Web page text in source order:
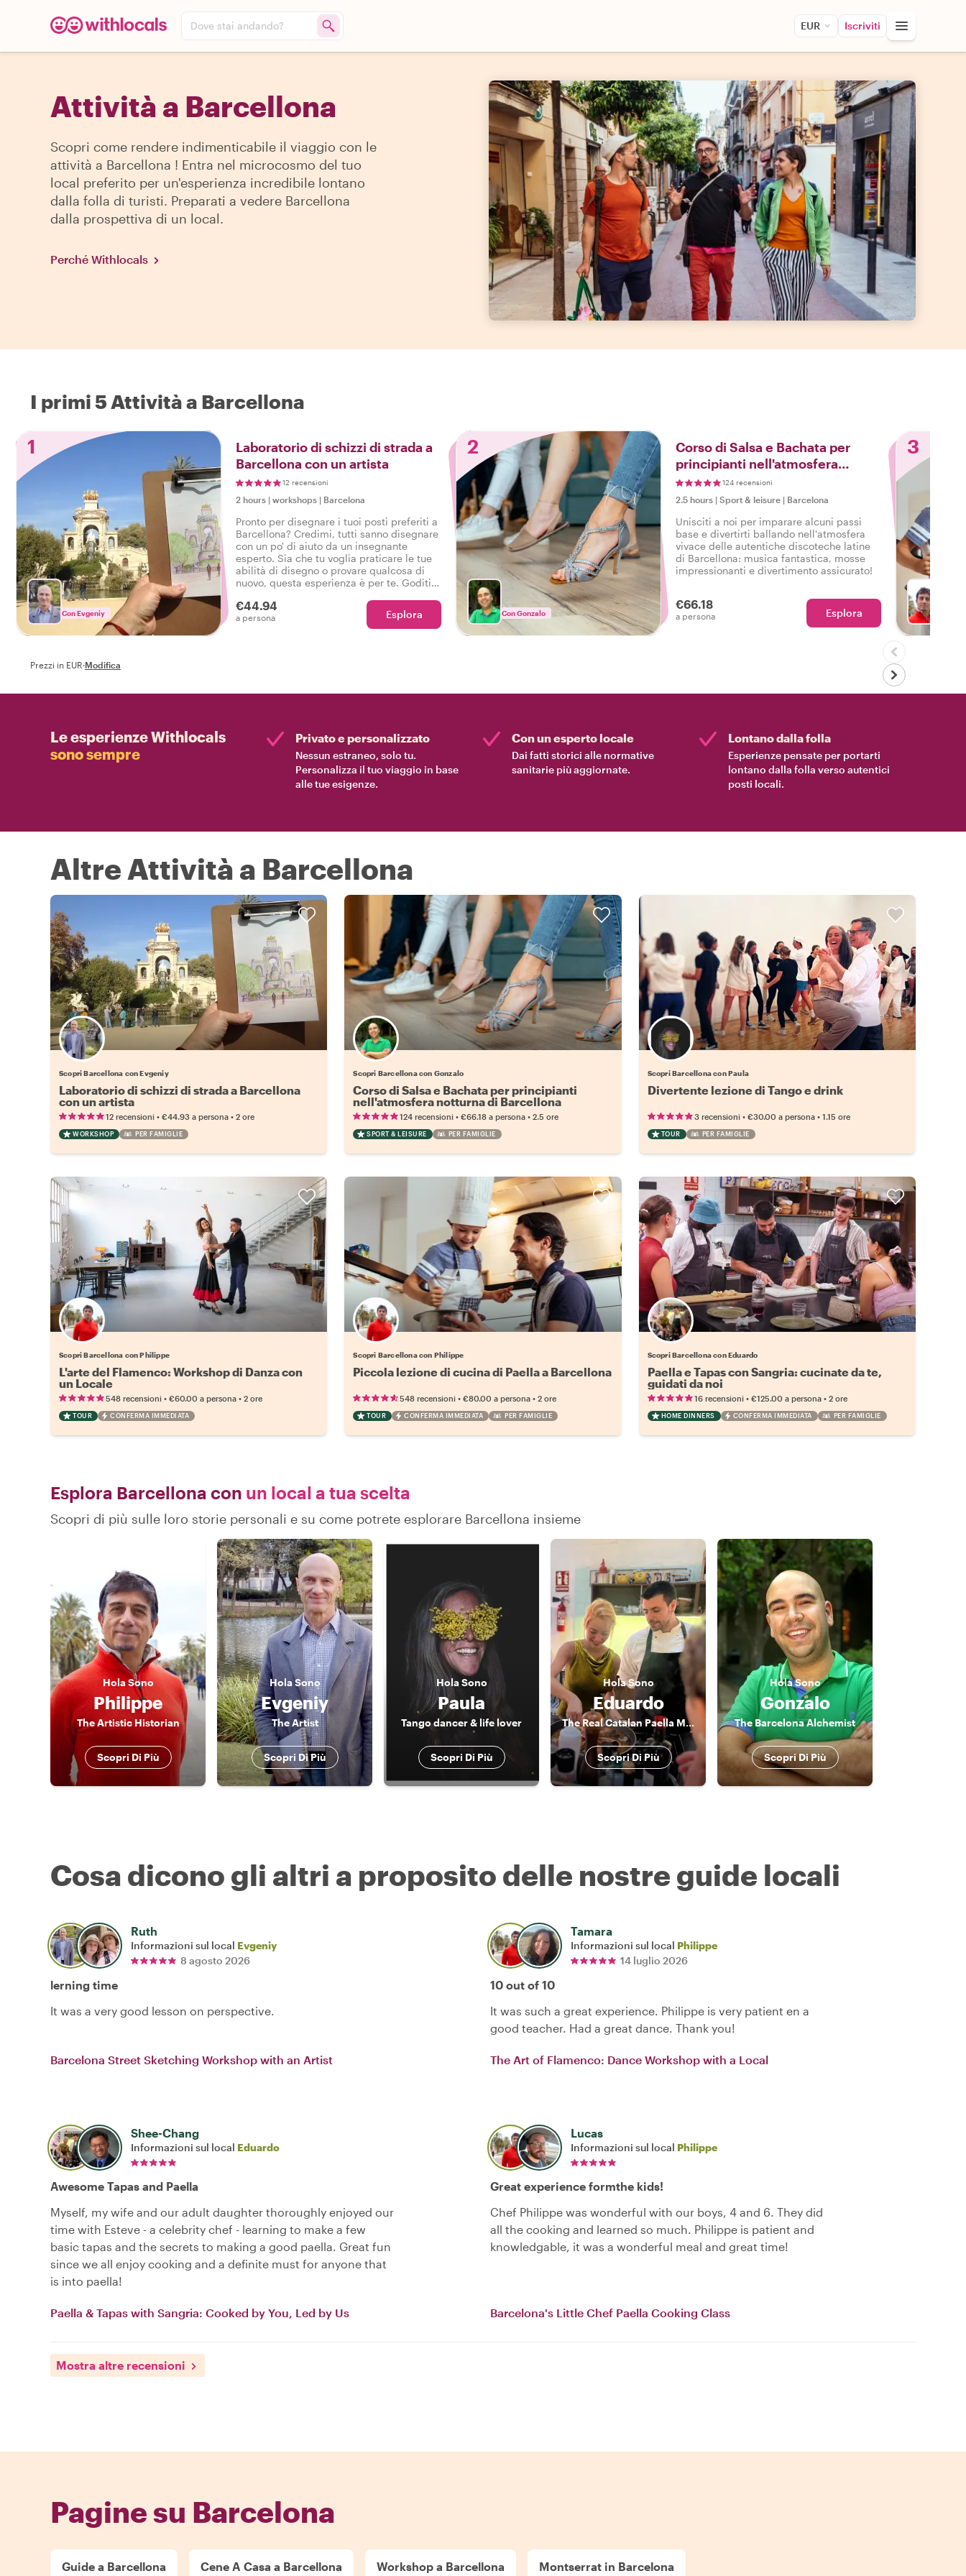
Dove stai andando? EUR Iscriviti
Attività a Barcellona
Scopri come rendere indimenticabile il viaggio con le
attività a Barcellona ! Entra nel microcosmo del tuo
local preferito per un'esperienza incredibile lontano
dalla folla di turisti. Preparati a vedere Barcellona
dalla prospettiva di un local.
Perché Withlocals
I primi 5 Attività a Barcellona
1
Con Evgeniy
Laboratorio di schizzi di strada a
Barcellona con un artista
12 recensioni
2 hours | workshops | Barcelona
Pronto per disegnare i tuoi posti preferiti a
Barcellona? Credimi, tutti sanno disegnare
con un po' di aiuto da un insegnante
esperto. Sia che tu voglia praticare le tue
abilità di disegno o provare qualcosa di
nuovo, questa esperienza è per te. Goditi il
tuo tempo a Barcellona!
€44.94
a persona Esplora
2
Con Gonzalo
Corso di Salsa e Bachata per
principianti nell'atmosfera
notturna di Barcellona
124 recensioni
2.5 hours | Sport & leisure | Barcelona
Unisciti a noi per imparare alcuni passi
base e divertirti ballando nell'atmosfera
vivace delle autentiche discoteche latine
di Barcellona: musica fantastica, mosse
impressionanti e divertimento assicurato!
€66.18
a persona Esplora
3
Prezzi in EUR·Modifica
Le esperienze Withlocals
sono sempre
Privato e personalizzato
Nessun estraneo, solo tu.
Personalizza il tuo viaggio in base
alle tue esigenze.
Con un esperto locale
Dai fatti storici alle normative
sanitarie più aggiornate.
Lontano dalla folla
Esperienze pensate per portarti
lontano dalla folla verso autentici
posti locali.
Altre Attività a Barcellona
Scopri Barcellona con Evgeniy
Laboratorio di schizzi di strada a Barcellona
con un artista
12 recensioni • €44.93 a persona • 2 ore
WORKSHOP PER FAMIGLIE
Scopri Barcellona con Gonzalo
Corso di Salsa e Bachata per principianti
nell'atmosfera notturna di Barcellona
124 recensioni •€66.18 a persona •2.5 ore
SPORT & LEISURE PER FAMIGLIE
Scopri Barcellona con Paula
Divertente lezione di Tango e drink
3 recensioni• €30.00 a persona• 1.15 ore
TOUR PER FAMIGLIE
Scopri Barcellona con Philippe
L'arte del Flamenco: Workshop di Danza con
un Locale
548 recensioni • €60.00 a persona • 2 ore
TOUR CONFERMA IMMEDIATA
Scopri Barcellona con Philippe
Piccola lezione di cucina di Paella a Barcellona
548 recensioni •€80.00 a persona •2 ore
TOUR CONFERMA IMMEDIATA PER FAMIGLIE
Scopri Barcellona con Eduardo
Paella e Tapas con Sangria: cucinate da te,
guidati da noi
16 recensioni• €125.00 a persona• 2 ore
HOME DINNERS CONFERMA IMMEDIATA PER FAMIGLIE
Esplora Barcellona con un local a tua scelta
Scopri di più sulle loro storie personali e su come potrete esplorare Barcellona insieme
Hola Sono
Philippe
The Artistic Historian
Scopri Di Più
Hola Sono
Evgeniy
The Artist
Scopri Di Più
Hola Sono
Paula
Tango dancer & life lover
Scopri Di Più
HolaSono
Eduardo
The Real Catalan Paella Makers
Scopri Di Più
HolaSono
Gonzalo
The Barcelona Alchemist
Scopri Di Più
Cosa dicono gli altri a proposito delle nostre guide locali
Ruth
Informazioni sul local Evgeniy
8 agosto 2026
lerning time
It was a very good lesson on perspective.
Barcelona Street Sketching Workshop with an Artist
Tamara
Informazioni sul local Philippe
14 luglio 2026
10 out of 10
It was such a great experience. Philippe is very patient en a
good teacher. Had a great dance. Thank you!
The Art of Flamenco: Dance Workshop with a Local
Shee-Chang
Informazioni sul local Eduardo
Awesome Tapas and Paella
Myself, my wife and our adult daughter thoroughly enjoyed our
time with Esteve - a celebrity chef - learning to make a few
basic tapas and the secrets to making a good paella. Great fun
since we all enjoy cooking and a definite must for anyone that
is into paella!
Paella & Tapas with Sangria: Cooked by You, Led by Us
Lucas
Informazioni sul local Philippe
Great experience formthe kids!
Chef Philippe was wonderful with our boys, 4 and 6. They did
all the cooking and learned so much. Philippe is patient and
knowledgable, it was a wonderful meal and great time!
Barcelona's Little Chef Paella Cooking Class
Mostra altre recensioni
Pagine su Barcelona
Guide a Barcellona Cene A Casa a Barcellona Workshop a Barcellona Montserrat in Barcelona